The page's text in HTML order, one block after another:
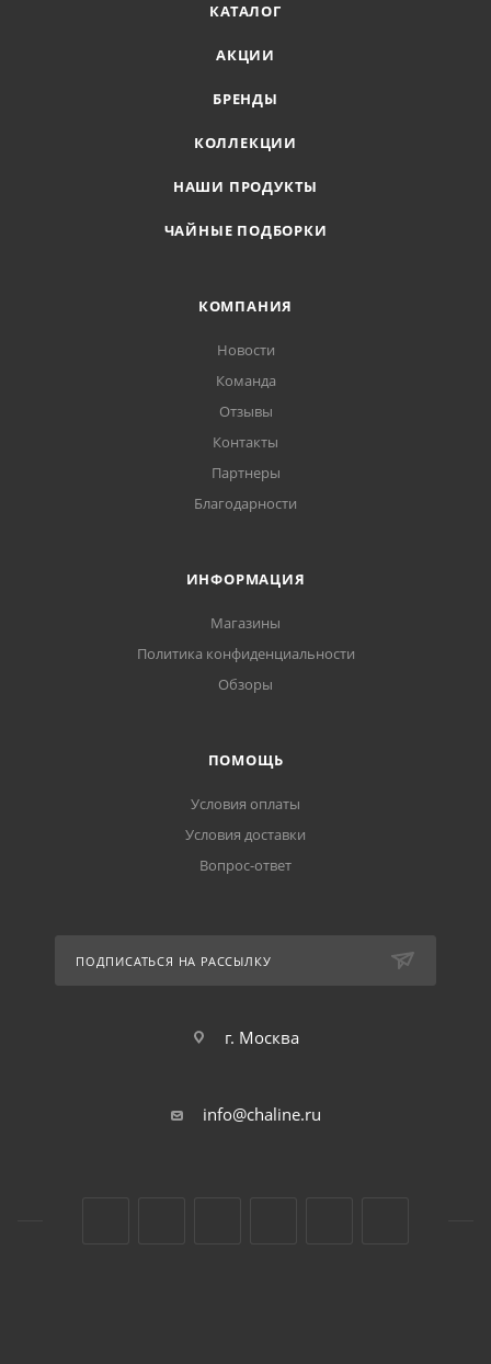
КАТАЛОГ
АКЦИИ
БРЕНДЫ
КОЛЛЕКЦИИ
НАШИ ПРОДУКТЫ
ЧАЙНЫЕ ПОДБОРКИ
КОМПАНИЯ
Новости
Команда
Отзывы
Контакты
Партнеры
Благодарности
ИНФОРМАЦИЯ
Магазины
Политика конфиденциальности
Обзоры
ПОМОЩЬ
Условия оплаты
Условия доставки
Вопрос-ответ
ПОДПИСАТЬСЯ НА РАССЫЛКУ
г. Москва
info@chaline.ru